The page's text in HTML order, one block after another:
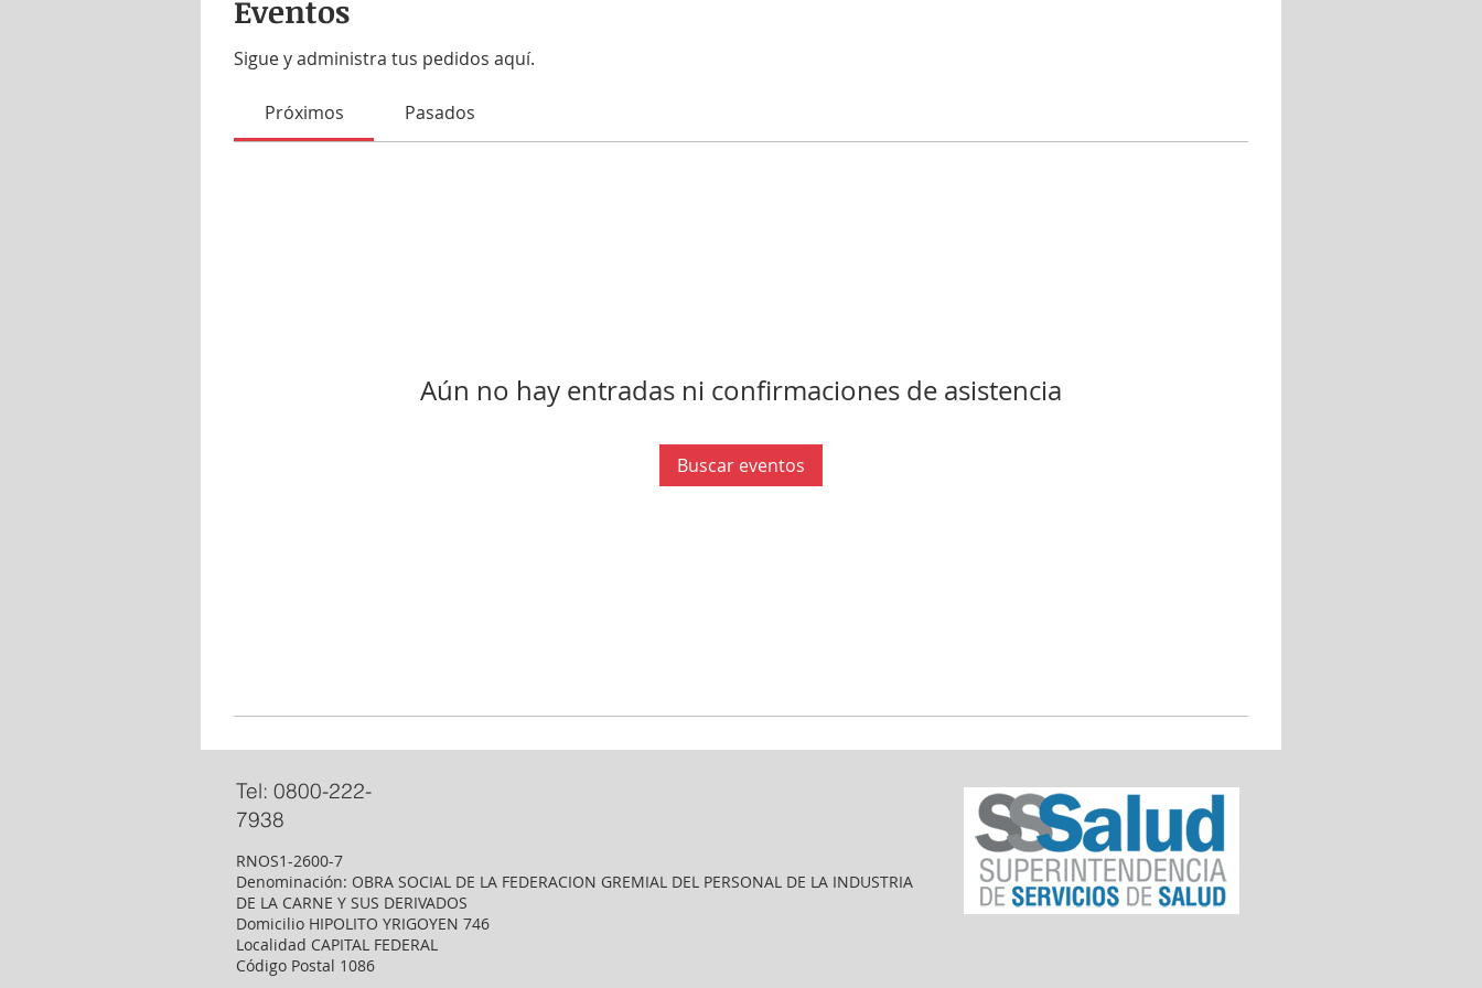
Eventos
Sigue y administra tus pedidos aquí.
Próximos Pasados
Aún no hay entradas ni confirmaciones de asistencia
Buscar eventos
RNOS1-2600-7
Denominación: OBRA SOCIAL DE LA FEDERACION GREMIAL DEL PERSONAL DE LA INDUSTRIA
DE LA CARNE Y SUS DERIVADOS
Domicilio HIPOLITO YRIGOYEN 746
Localidad CAPITAL FEDERAL
Código Postal 1086
Tel: 0800-222-
7938